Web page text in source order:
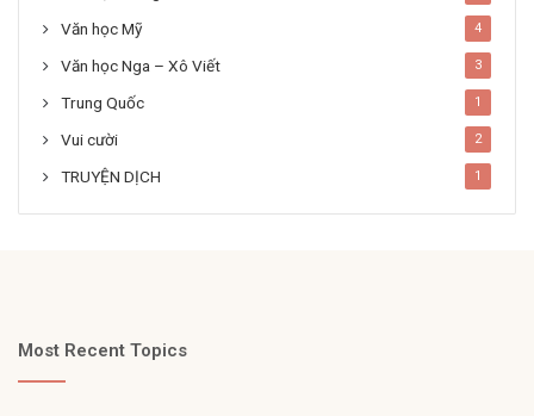
Văn học Mỹ
4
Văn học Nga – Xô Viết 3
Trung Quốc 1
Vui cười 2
TRUYỆN DỊCH 1
Most Recent Topics